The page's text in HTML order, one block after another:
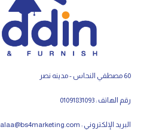
60 مصطفي النحاس - مدينه نصر
رقم الهاتف : 01091831093
البريد الإلكتروني : alaa@bs4marketing.com